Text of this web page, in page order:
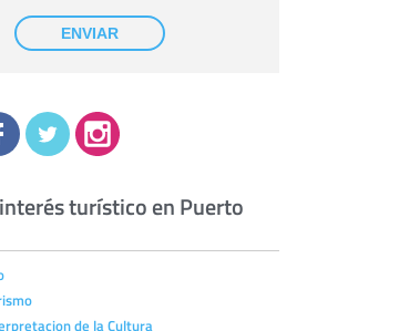
previo, que podrá
mediante la casilla correspondiente
al efecto.
con carácter general, sólo el
tiene derecho a saber qué
tenemos sobre usted, corregirla y
y como se explica en la
adicional disponible en nuestra
adicional y detallada sobre cómo
datos en lapolítica de privacidad
ENVIAR
turístico en Puerto
de la Cultura